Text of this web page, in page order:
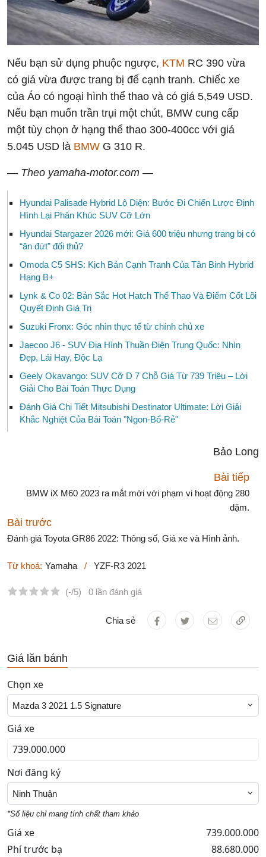
Nếu bạn sử dụng phuộc ngược, KTM RC 390 vừa
có giá vừa được trang bị để cạnh tranh. Chiếc xe
của Áo có ngoại hình thể thao và có giá 5,549 USD.
Nếu bạn muốn trần trụi một chút, BMW cung cấp
một tùy chọn ở hạng thể thao 300-400cc với giá
5.045 USD là BMW G 310 R.
— Theo yamaha-motor.com —
Hyundai Palisade Hybrid Lộ Diện: Bước Đi Chiến Lược Định
Hình Lại Phân Khúc SUV Cỡ Lớn
Hyundai Stargazer 2026 mới: Giá 600 triệu nhưng trang bị có
“ăn đứt” đối thủ?
Omoda C5 SHS: Kịch Bản Cạnh Tranh Của Tân Binh Hybrid
Hạng B+
Lynk & Co 02: Bản Sắc Hot Hatch Thể Thao Và Điểm Cốt Lõi
Quyết Định Giá Trị
Suzuki Fronx: Góc nhìn thực tế từ chính chủ xe
Jaecoo J6 - SUV Địa Hình Thuần Điện Trung Quốc: Nhìn
Đẹp, Lái Hay, Độc Lạ
Geely Okavango: SUV Cỡ D 7 Chỗ Giá Từ 739 Triệu – Lời
Giải Cho Bài Toán Thực Dụng
Đánh Giá Chi Tiết Mitsubishi Destinator Ultimate: Lời Giải
Khắc Nghiệt Của Bài Toán "Ngon-Bổ-Rẻ"
Bảo Long
Bài tiếp
BMW iX M60 2023 ra mắt mới với phạm vi hoạt động 280
dặm.
Bài trước
Đánh giá Toyota GR86 2022: Thông số, Giá xe và Hình ảnh.
Từ khoá: Yamaha / YZF-R3 2021
(-/5) 0 lần đánh giá
Chia sẻ
Giá lăn bánh
Chọn xe
Mazda 3 2021 1.5 Signature
Giá xe
Nơi đăng ký
Ninh Thuận
*Số liệu chỉ mang tính chất tham khảo
Giá xe
739.000.000
Phí trước bạ
88.680.000